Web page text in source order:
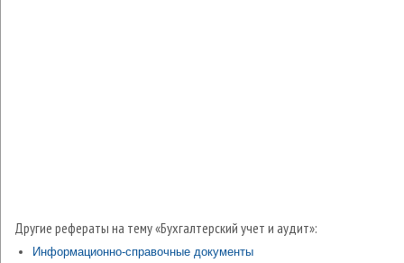
Другие рефераты на тему «Бухгалтерский учет и аудит»:
Информационно-справочные документы